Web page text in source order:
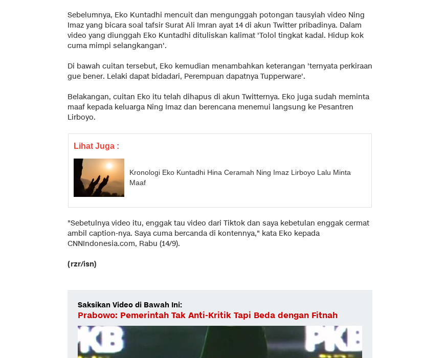
Sebelumnya, Eko Kuntadhi mencuit dan mengunggah potongan tausyiah video Ning
Imaz yang bicara soal tafsir Surat Ali Imran ayat 14 di akun Twitter pribadinya. Dalam
video yang diunggah Eko Kuntadhi dituliskan kalimat 'Tolol tingkat kadal. Hidup kok
cuma mimpi selangkangan'.
Di bawah cuitan tersebut, Eko kemudian menambahkan keterangan 'ternyata perkiraan
gue bener. Lelaki dapat bidadari, Perempuan dapatnya Tupperware'.
Belakangan, cuitan Eko itu telah dihapus di akun Twitternya. Eko juga sudah meminta
maaf kepada keluarga Ning Imaz dan berencana menemui langsung ke Pesantren
Lirboyo.
Lihat Juga :
Kronologi Eko Kuntadhi Hina Ceramah Ning Imaz Lirboyo Lalu Minta
Maaf
"Sebetulnya video itu, enggak tau video dari Tiktok dan saya kebetulan enggak cermat
ambil caption-nya. Saya cuma bercanda di kontennya," kata Eko kepada
CNNIndonesia.com, Rabu (14/9).
(rzr/isn)
Saksikan Video di Bawah Ini:
Prabowo: Pemerintah Tak Anti-Kritik Tapi Beda dengan Fitnah